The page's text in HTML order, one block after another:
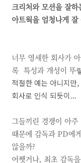
크리처와 모션을 잘하
아트웍을 엄청나게 잘
너무 영세한 회사가
록 특성과 개성이 뚜
적절한 예는 아니지만
회사로 인식 되듯이...
그들끼린 경쟁이 아주
때문에 감독과 PD에
않을까?
어쨋거나, 최초 감독